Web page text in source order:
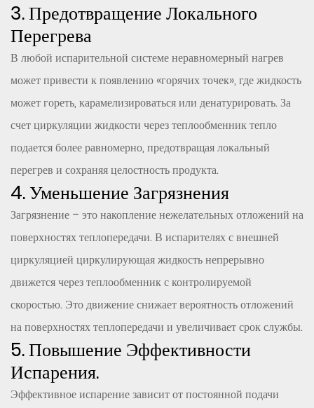
3. Предотвращение Локального
Перегрева
В любой испарительной системе неравномерный нагрев
может привести к появлению «горячих точек», где жидкость
может гореть, карамелизироваться или денатурировать. За
счет циркуляции жидкости через теплообменник тепло
подается более равномерно, предотвращая локальный
перегрев и сохраняя целостность продукта.
4. Уменьшение Загрязнения
Загрязнение – это накопление нежелательных отложений на
поверхностях теплопередачи. В испарителях с внешней
циркуляцией циркулирующая жидкость непрерывно
движется через теплообменник с контролируемой
скоростью. Это движение снижает вероятность отложений
на поверхностях теплопередачи и увеличивает срок службы.
5. Повышение Эффективности
Испарения.
Эффективное испарение зависит от постоянной подачи